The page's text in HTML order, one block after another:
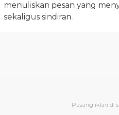
menuliskan pesan yang
sekaligus sindiran.